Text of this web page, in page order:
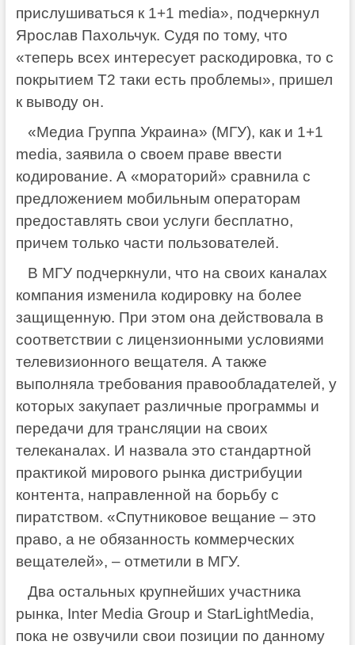
прислушиваться к 1+1 media», подчеркнул
Ярослав Пахольчук. Судя по тому, что
«теперь всех интересует раскодировка, то с
покрытием Т2 таки есть проблемы», пришел
к выводу он.
«Медиа Группа Украина» (МГУ), как и 1+1
media, заявила о своем праве ввести
кодирование. А «мораторий» сравнила с
предложением мобильным операторам
предоставлять свои услуги бесплатно,
причем только части пользователей.
В МГУ подчеркнули, что на своих каналах
компания изменила кодировку на более
защищенную. При этом она действовала в
соответствии с лицензионными условиями
телевизионного вещателя. А также
выполняла требования правообладателей, у
которых закупает различные программы и
передачи для трансляции на своих
телеканалах. И назвала это стандартной
практикой мирового рынка дистрибуции
контента, направленной на борьбу с
пиратством. «Спутниковое вещание – это
право, а не обязанность коммерческих
вещателей», – отметили в МГУ.
Два остальных крупнейших участника
рынка, Inter Media Group и StarLightMedia,
пока не озвучили свои позиции по данному